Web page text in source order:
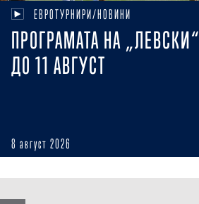
ЕВРОТУРНИРИ/НОВИНИ
ПРОГРАМАТА НА „ЛЕВСКИ“
ДО 11 АВГУСТ
8 август 2026